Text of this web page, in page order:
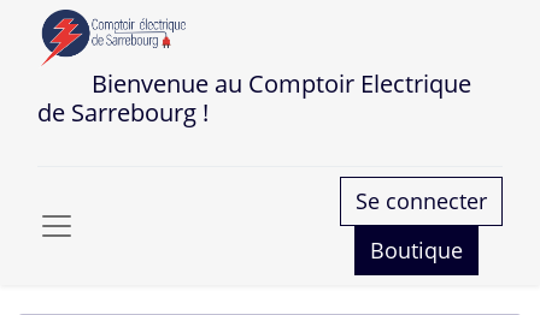
Bienvenue au Comptoir Electrique
de Sarrebourg !
Se connecter
Boutique